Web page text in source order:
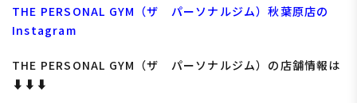
THE PERSONAL GYM（ザ パーソナルジム）秋葉原店の
Instagram
THE PERSONAL GYM（ザ パーソナルジム）の店舗情報は
⬇︎⬇︎⬇︎